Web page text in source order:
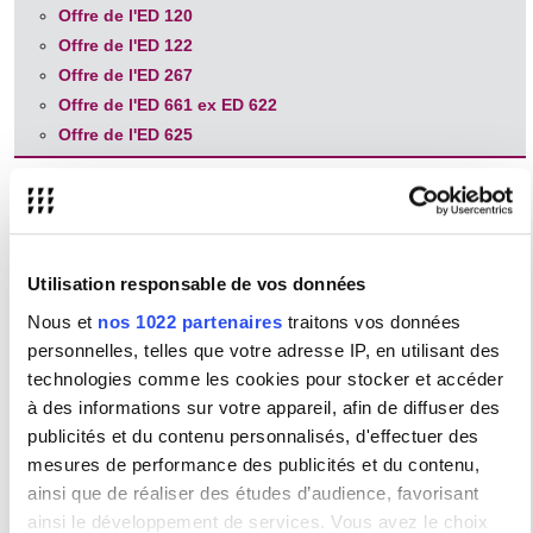
Utilisation responsable de vos données
Nous et nos 1022 partenaires traitons vos données
personnelles, telles que votre adresse IP, en utilisant des
technologies comme les cookies pour stocker et accéder
à des informations sur votre appareil, afin de diffuser des
publicités et du contenu personnalisés, d'effectuer des
mesures de performance des publicités et du contenu,
ainsi que de réaliser des études d’audience, favorisant
ainsi le développement de services. Vous avez le choix
Offre de l'ED 120
Offre de l'ED 122
Offre de l'ED 267
Offre de l'ED 661 ex ED 622
Offre de l'ED 625
Offre de formation transversale 10 ECTS
doctorale.
scientifique
Ethique de la recherche et intégrité scientifique
obligatoire 2 ECTS
Séminaires méthodologiques
Offre de la BSN Bibliothèque de la Sorbonne